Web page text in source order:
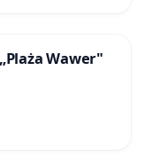
Wawer"